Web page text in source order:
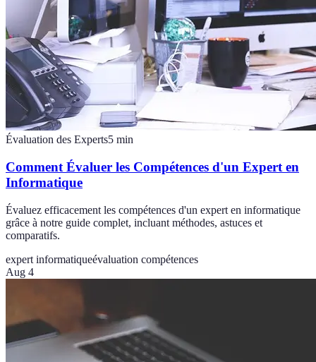
Évaluation des Experts5 min
Comment Évaluer les Compétences d'un Expert en
Informatique
Évaluez efficacement les compétences d'un expert en informatique
grâce à notre guide complet, incluant méthodes, astuces et
comparatifs.
expert informatiqueévaluation compétences
Aug 4